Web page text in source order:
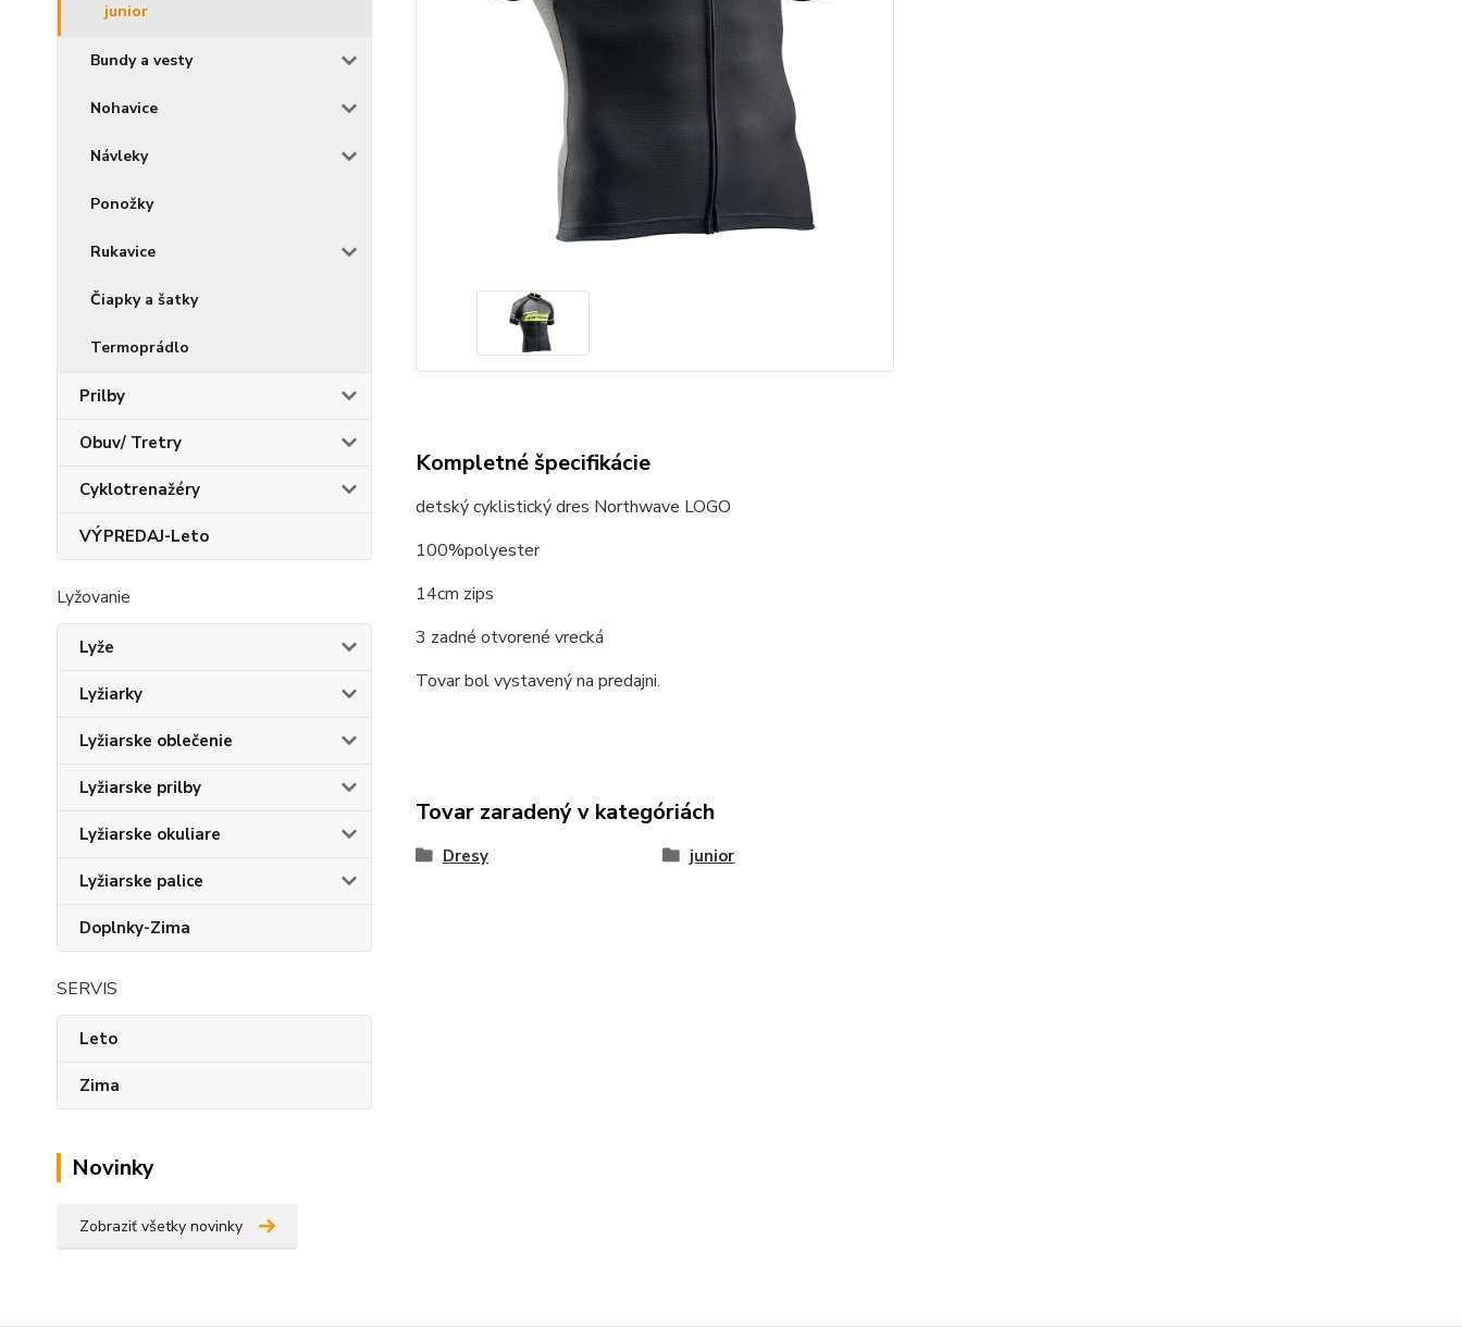
junior
Bundy a vesty
Nohavice
Návleky
Ponožky
Rukavice
Čiapky a šatky
Termoprádlo
Prilby
Obuv/ Tretry
Cyklotrenažéry
VÝPREDAJ-Leto
Lyžovanie
Lyže
Lyžiarky
Lyžiarske oblečenie
Lyžiarske prilby
Lyžiarske okuliare
Lyžiarske palice
Doplnky-Zima
SERVIS
Leto
Zima
Novinky
Zobraziť všetky novinky
Kompletné špecifikácie
detský cyklistický dres Northwave LOGO
100%polyester
14cm zips
3 zadné otvorené vrecká
Tovar bol vystavený na predajni.
Tovar zaradený v kategóriách
Dresy junior